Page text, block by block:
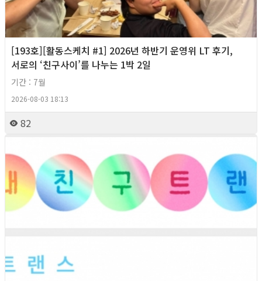
[193호][활동스케치 #1] 2026년 하반기 운영위 LT 후기,
서로의 ‘친구사이’를 나누는 1박 2일
기간 : 7월
2026-08-03 18:13
82